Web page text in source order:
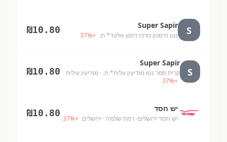
S
Super Sapir
נטו חיסכון מרכז רימון אלעד* ת. +
37%
₪10.80
S
Super Sapir
קרית ספר נטו מודיעין עלית* ת. · מודיעין עילית
+
37%
₪10.80
יש חסד
יש חסד ירושלים- רמת שלמה · ירושלים +
37%
₪10.80